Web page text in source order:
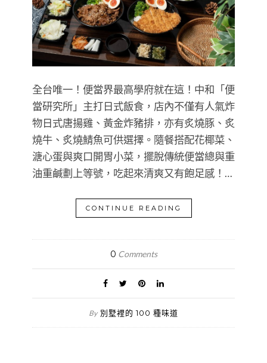
全台唯一！便當界最高學府就在這！中和「便
當研究所」主打日式飯食，店內不僅有人氣炸
物日式唐揚雞、黃金炸豬排，亦有炙燒豚、炙
燒牛、炙燒鯖魚可供選擇。隨餐搭配花椰菜、
溏心蛋與爽口開胃小菜，擺脫傳統便當總與重
油重鹹劃上等號，吃起來清爽又有飽足感！…
CONTINUE READING
0 Comments
By 別墅裡的 100 種味道